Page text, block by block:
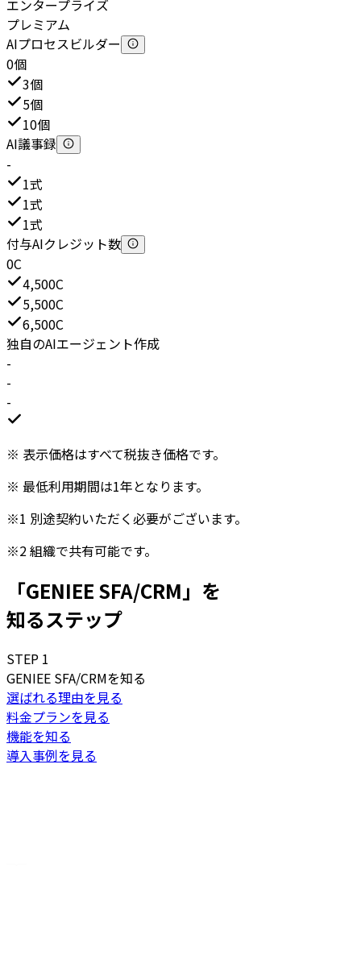
エンタープライズ
プレミアム
AIプロセスビルダー
0個
3個
5個
10個
AI議事録
-
1式
1式
1式
付与AIクレジット数
0C
4,500C
5,500C
6,500C
独自のAIエージェント作成
-
-
-
※ 表示価格はすべて税抜き価格です。
※ 最低利用期間は1年となります。
※1 別途契約いただく必要がございます。
※2組織で共有可能です。
「GENIEE SFA/CRM」を
知るステップ
STEP 1
GENIEE SFA/CRMを知る
選ばれる理由を見る
料金プランを見る
機能を知る
導入事例を見る